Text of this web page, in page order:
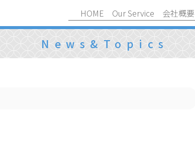
HOME Our Service 会社概要
News&Topics